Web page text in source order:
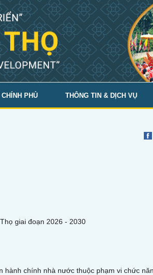
CHÍNH PHỦ THÔNG TIN & DỊCH VỤ
giai đoạn 2026 - 2030
hành chính nhà nước thuộc phạm vi chức